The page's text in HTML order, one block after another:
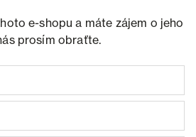
e-shopu a máte zájem o jeho
prosím obraťte.